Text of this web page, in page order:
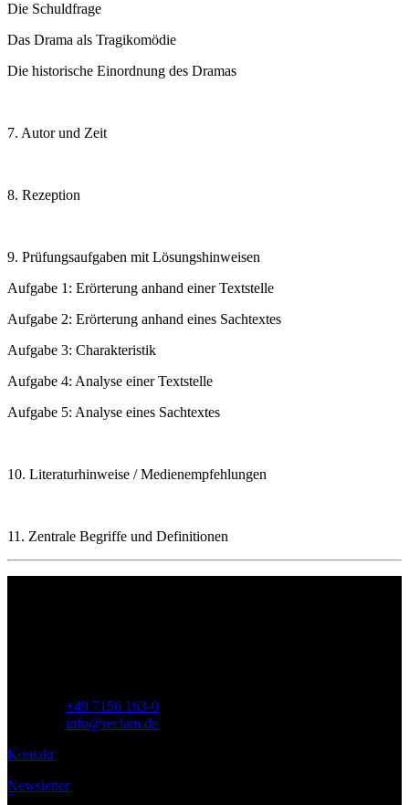
Die Schuldfrage
Das Drama als Tragikomödie
Die historische Einordnung des Dramas
7. Autor und Zeit
8. Rezeption
9. Prüfungsaufgaben mit Lösungshinweisen
Aufgabe 1: Erörterung anhand einer Textstelle
Aufgabe 2: Erörterung anhand eines Sachtextes
Aufgabe 3: Charakteristik
Aufgabe 4: Analyse einer Textstelle
Aufgabe 5: Analyse eines Sachtextes
10. Literaturhinweise / Medienempfehlungen
11. Zentrale Begriffe und Definitionen
+49 7156 163-0
info@reclam.de
Kontakt
Newsletter